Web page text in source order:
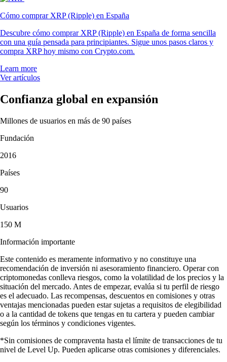
Cómo comprar XRP (Ripple) en España
Descubre cómo comprar XRP (Ripple) en España de forma sencilla
con una guía pensada para principiantes. Sigue unos pasos claros y
compra XRP hoy mismo con Crypto.com.
Learn more
Ver artículos
Confianza global en expansión
Millones de usuarios en más de 90 países
Fundación
2016
Países
90
Usuarios
150 M
Información importante
Este contenido es meramente informativo y no constituye una
recomendación de inversión ni asesoramiento financiero. Operar con
criptomonedas conlleva riesgos, como la volatilidad de los precios y la
situación del mercado. Antes de empezar, evalúa si tu perfil de riesgo
es el adecuado. Las recompensas, descuentos en comisiones y otras
ventajas mencionadas pueden estar sujetas a requisitos de elegibilidad
o a la cantidad de tokens que tengas en tu cartera y pueden cambiar
según los términos y condiciones vigentes.
*Sin comisiones de compraventa hasta el límite de transacciones de tu
nivel de Level Up. Pueden aplicarse otras comisiones y diferenciales.